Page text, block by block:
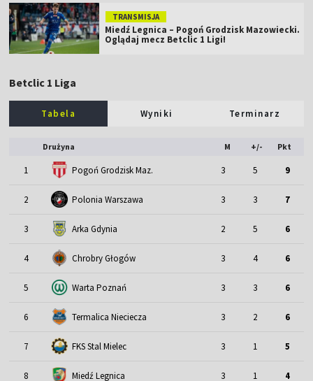
TRANSMISJA
Miedź Legnica – Pogoń Grodzisk Mazowiecki.
Oglądaj mecz Betclic 1 Ligi!
Betclic 1 Liga
Tabela Wyniki Terminarz
Drużyna M +/- Pkt
1 Pogoń Grodzisk Maz. 3 5 9
2 Polonia Warszawa 3 3 7
3 Arka Gdynia 2 5 6
4 Chrobry Głogów 3 4 6
5 Warta Poznań 3 3 6
6 Termalica Nieciecza 3 2 6
7 FKS Stal Mielec 3 1 5
8 Miedź Legnica 3 1 4